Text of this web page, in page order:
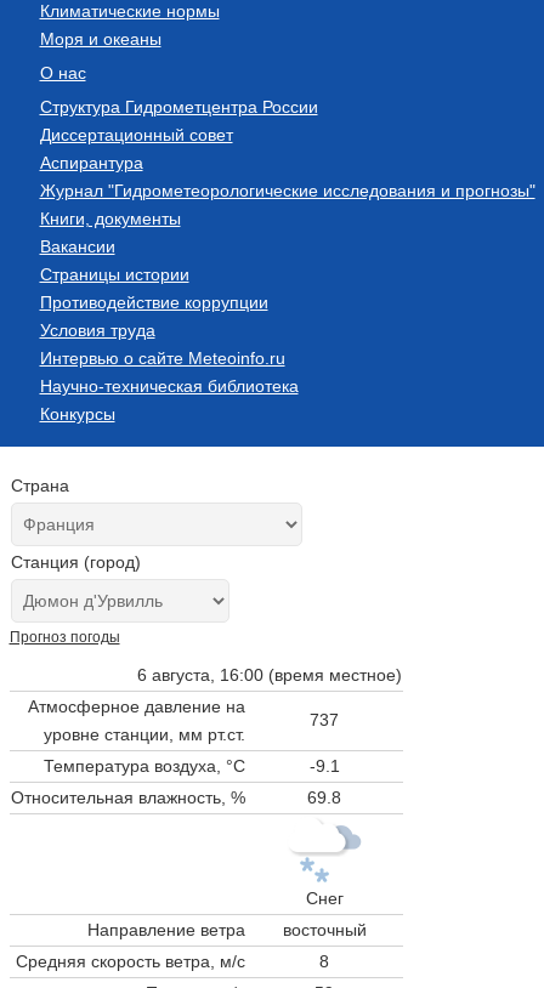
Климатические нормы
Моря и океаны
О нас
Структура Гидрометцентра России
Диссертационный совет
Аспирантура
Журнал "Гидрометеорологические исследования и прогнозы"
Книги, документы
Вакансии
Страницы истории
Противодействие коррупции
Условия труда
Интервью о сайте Meteoinfo.ru
Научно-техническая библиотека
Конкурсы
Страна
Станция (город)
Прогноз погоды
6 августа, 16:00 (время местное)
Атмосферное давление на
уровне станции, мм рт.ст.
737
Температура воздуха, °C
-9.1
Относительная влажность, %
69.8
Снег
Направление ветра
восточный
Средняя скорость ветра, м/с
8